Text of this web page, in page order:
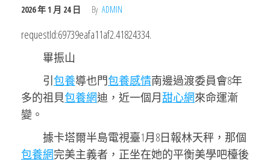
2026 年 1 月 24 日 By ADMIN
requestId:69739eafa11af2.41824334.
畢振山
引包養導也門包養感情南邊過渡委員會8年
多的祖貝包養網迪，近一個月甜心網來命運漸
變。
據卡塔爾半島電視臺1月8日報林天秤，那個
包養網完美主義者，正坐在她的平衡美學吧檯後